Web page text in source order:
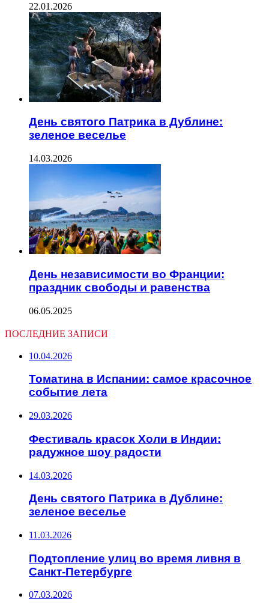
22.01.2026
День святого Патрика в Дублине:
зеленое веселье
14.03.2026
День независимости во Франции:
праздник свободы и равенства
06.05.2025
ПОСЛЕДНИЕ ЗАПИСИ
10.04.2026
Томатина в Испании: самое красочное
событие лета
29.03.2026
Фестиваль красок Холи в Индии:
радужное шоу радости
14.03.2026
День святого Патрика в Дублине:
зеленое веселье
11.03.2026
Подтопление улиц во время ливня в
Санкт-Петербурге
07.03.2026